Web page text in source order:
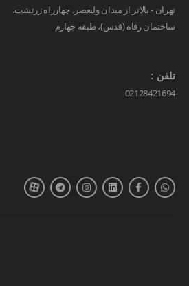
تهران - بالاتر از میدان ولیعصر، چهارراه زرتشت،
ساختمان رفاه (قدس)، طبقه چهارم
تلفن :
02128421694